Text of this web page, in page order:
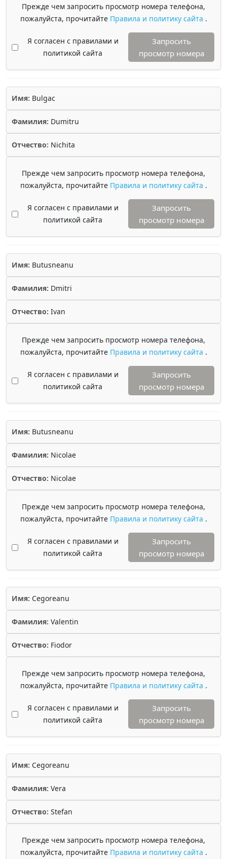
Прежде чем запросить просмотр номера телефона,
пожалуйста, прочитайте Правила и политику сайта .
Я согласен с правилами и
политикой сайта
Запросить
просмотр номера
Имя: Bulgac
Фамилия: Dumitru
Отчество: Nichita
Прежде чем запросить просмотр номера телефона,
пожалуйста, прочитайте Правила и политику сайта .
Я согласен с правилами и
политикой сайта
Запросить
просмотр номера
Имя: Butusneanu
Фамилия: Dmitri
Отчество: Ivan
Прежде чем запросить просмотр номера телефона,
пожалуйста, прочитайте Правила и политику сайта .
Я согласен с правилами и
политикой сайта
Запросить
просмотр номера
Имя: Butusneanu
Фамилия: Nicolae
Отчество: Nicolae
Прежде чем запросить просмотр номера телефона,
пожалуйста, прочитайте Правила и политику сайта .
Я согласен с правилами и
политикой сайта
Запросить
просмотр номера
Имя: Cegoreanu
Фамилия: Valentin
Отчество: Fiodor
Прежде чем запросить просмотр номера телефона,
пожалуйста, прочитайте Правила и политику сайта .
Я согласен с правилами и
политикой сайта
Запросить
просмотр номера
Имя: Cegoreanu
Фамилия: Vera
Отчество: Stefan
Прежде чем запросить просмотр номера телефона,
пожалуйста, прочитайте Правила и политику сайта .